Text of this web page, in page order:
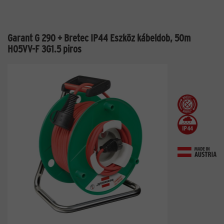
Garant G 290 + Bretec IP44 Eszköz kábeldob, 50m
H05VV-F 3G1.5 piros